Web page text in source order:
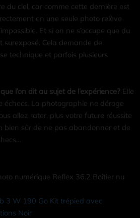
du ciel, car comme cette dernière est
en une seule photo relève
Et si on ne s’occupe que du
surexposé. Cela demande de
technique et parfois plusieurs
l’on dit au sujet de l’expérience? Elle
échecs. La photographie ne déroge
allez rater, plus votre future réussite
bien sûr de ne pas abandonner et de
numérique Reflex 36.2 Boîtier nu
3 W 190 Go Kit trépied avec
Noir